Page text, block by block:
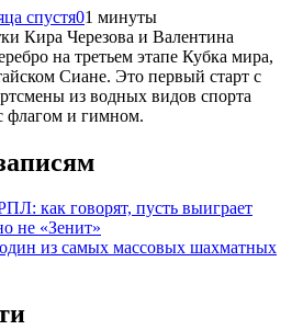
спустя01 минуты
Кира Черезова и Валентина
на третьем этапе Кубка мира,
Сиане. Это первый старт с
из водных видов спорта
флагом и гимном.
как говорят, пусть выиграет
не «Зенит»
из самых массовых шахматных